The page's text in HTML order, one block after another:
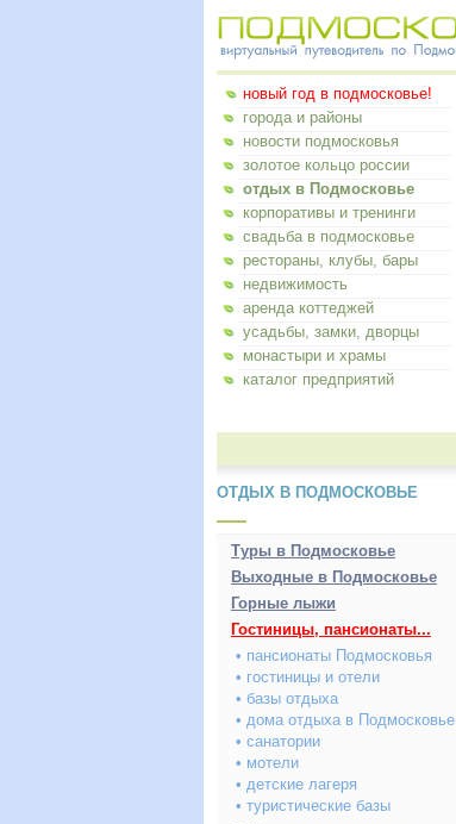
новый год в подмосковье!
города и районы
новости подмосковья
золотое кольцо россии
отдых в Подмосковье
корпоративы и тренинги
свадьба в подмосковье
рестораны, клубы, бары
недвижимость
аренда коттеджей
усадьбы, замки, дворцы
монастыри и храмы
каталог предприятий
ОТДЫХ В ПОДМОСКОВЬЕ
Туры в Подмосковье
Выходные в Подмосковье
Горные лыжи
Гостиницы, пансионаты...
• пансионаты Подмосковья
• гостиницы и отели
• базы отдыха
• дома отдыха в Подмосковье
• санатории
• мотели
• детские лагеря
• туристические базы